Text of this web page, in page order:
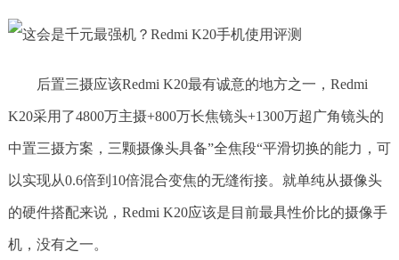
后置三摄应该Redmi K20最有诚意的地方之一，Redmi
K20采用了4800万主摄+800万长焦镜头+1300万超广角镜头的
中置三摄方案，三颗摄像头具备”全焦段“平滑切换的能力，可
以实现从0.6倍到10倍混合变焦的无缝衔接。就单纯从摄像头
的硬件搭配来说，Redmi K20应该是目前最具性价比的摄像手
机，没有之一。